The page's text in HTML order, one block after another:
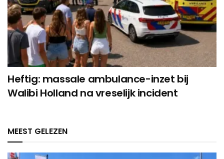
Heftig: massale ambulance-inzet bij
Walibi Holland na vreselijk incident
MEEST GELEZEN